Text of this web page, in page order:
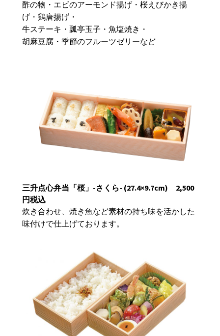
酢の物・エビのアーモンド揚げ・ 桜えびかき揚
げ・鶏唐揚げ・
牛ステーキ・ 瓢亭玉子・魚塩焼き・
胡麻豆腐・季節のフルーツゼリーなど
三升点心弁当「桜」-さくら- (27.4×9.7cm) 2,500
円税込
炊き合わせ、焼き魚など素材の持ち味を活かした
味付けで仕上げております。